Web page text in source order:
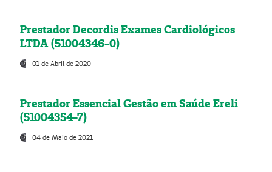
Prestador Decordis Exames Cardiológicos
LTDA (51004346-0)
01 de Abril de 2020
Prestador Essencial Gestão em Saúde Ereli
(51004354-7)
04 de Maio de 2021